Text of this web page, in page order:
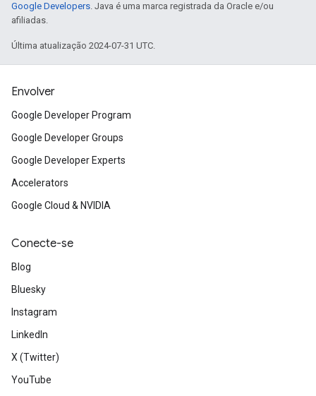
Google Developers. Java é uma marca registrada da Oracle e/ou
afiliadas.
Última atualização 2024-07-31 UTC.
Envolver
Google Developer Program
Google Developer Groups
Google Developer Experts
Accelerators
Google Cloud & NVIDIA
Conecte-se
Blog
Bluesky
Instagram
LinkedIn
X (Twitter)
YouTube